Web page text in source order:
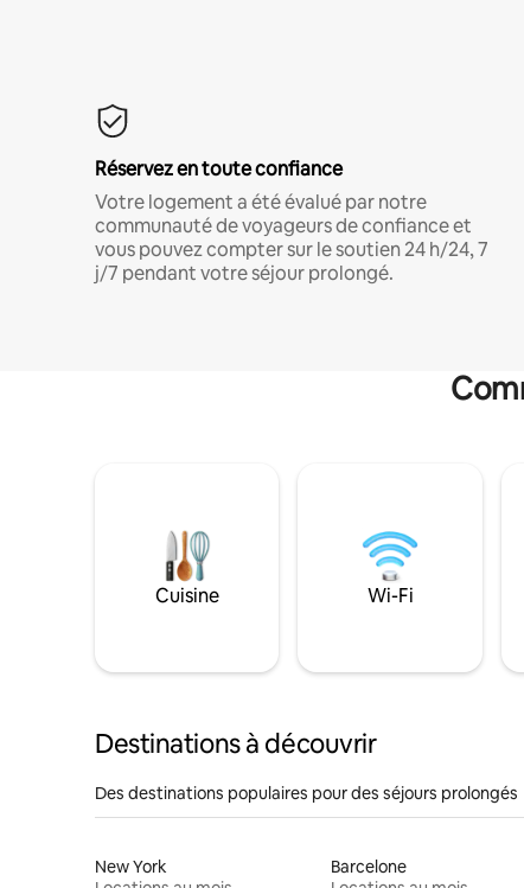
Réservez en toute confiance
Votre logement a été évalué par notre
communauté de voyageurs de confiance et
vous pouvez compter sur le soutien 24 h/24, 7
j/7 pendant votre séjour prolongé.
Cuisine Wi-Fi
Destinations à découvrir
Des destinations populaires pour des séjours prolongés
New York
Barcelone